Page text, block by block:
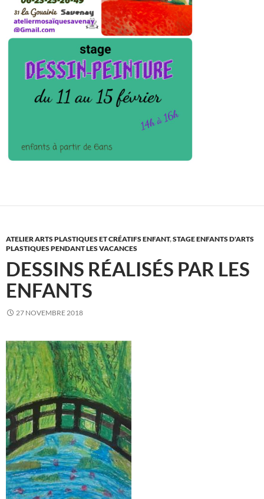
ATELIER ARTS PLASTIQUES ET CRÉATIFS ENFANT,STAGE ENFANTS D'ARTS
PLASTIQUES PENDANT LES VACANCES
DESSINS RÉALISÉS PAR LES
ENFANTS
27 NOVEMBRE 2018